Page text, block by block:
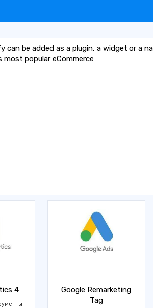
can be added as a plugin, a widget or a
most popular eCommerce
4
Google Remarketing
Tag